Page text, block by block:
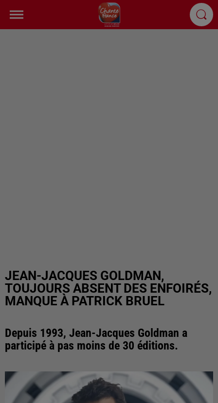
JEAN-JACQUES GOLDMAN,
TOUJOURS ABSENT DES ENFOIRÉS,
MANQUE À PATRICK BRUEL
Depuis 1993, Jean-Jacques Goldman a
participé à pas moins de 30 éditions.